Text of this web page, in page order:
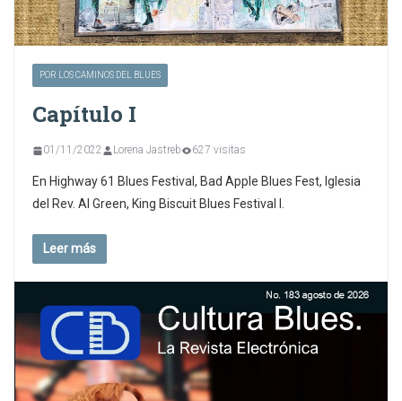
POR LOS CAMINOS DEL BLUES
Capítulo I
01/11/2022 Lorena Jastreb 627 visitas
En Highway 61 Blues Festival, Bad Apple Blues Fest, Iglesia
del Rev. Al Green, King Biscuit Blues Festival I.
Leer más